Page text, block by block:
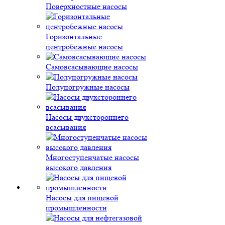
Поверхностные насосы
Горизонтальные
центробежные насосы
Самовсасывающие насосы
Полупогружные насосы
Насосы двухстороннего
всасывания
Многоступенчатые насосы
высокого давления
Насосы для пищевой
промышленности